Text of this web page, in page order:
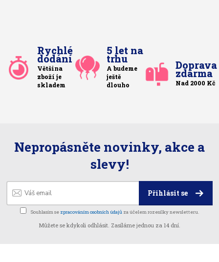
Rychlé
dodání
Většina
zboží je
skladem
5 let na
trhu
A budeme
ještě
dlouho
Doprava
zdarma
Nad 2000 Kč
Nepropásněte novinky, akce a
slevy!
Přihlásit se
Souhlasím se zpracováním osobních údajů za účelem rozesílky newsletteru.
Můžete se kdykoli odhlásit. Zasíláme jednou za 14 dní.